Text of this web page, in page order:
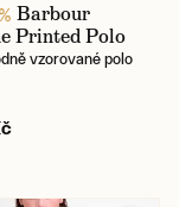
Barbour
Printed Polo
vzorované polo